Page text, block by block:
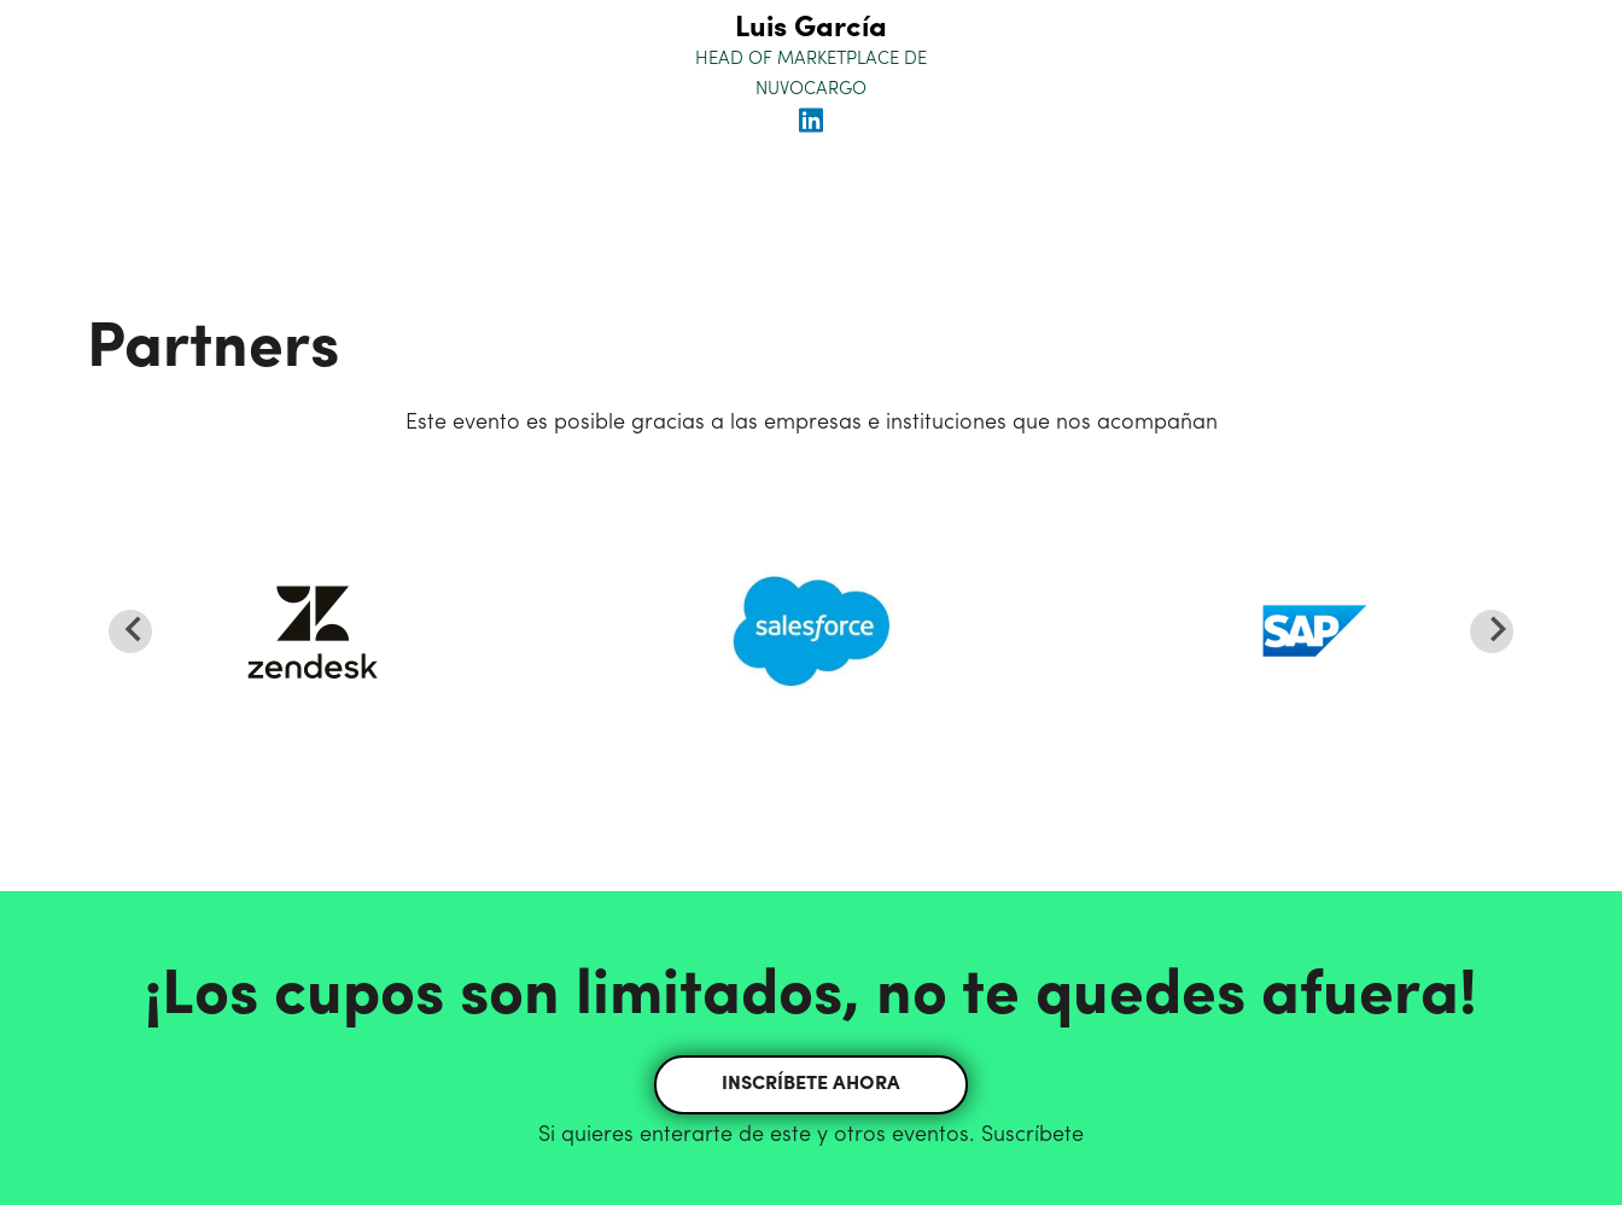
Luis García
HEAD OF MARKETPLACE DE
NUVOCARGO
Partners
Este evento es posible gracias a las empresas e instituciones que nos acompañan
¡Los cupos son limitados, no te quedes afuera!
INSCRÍBETE AHORA
Si quieres enterarte de este y otros eventos. Suscríbete